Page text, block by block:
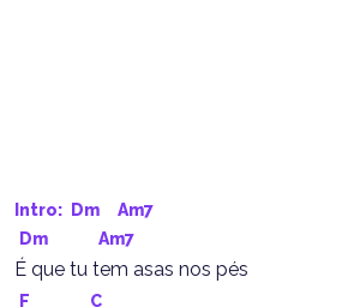
Intro: Dm
Am7
Dm
Am7
É que tu tem asas nos pés
F C